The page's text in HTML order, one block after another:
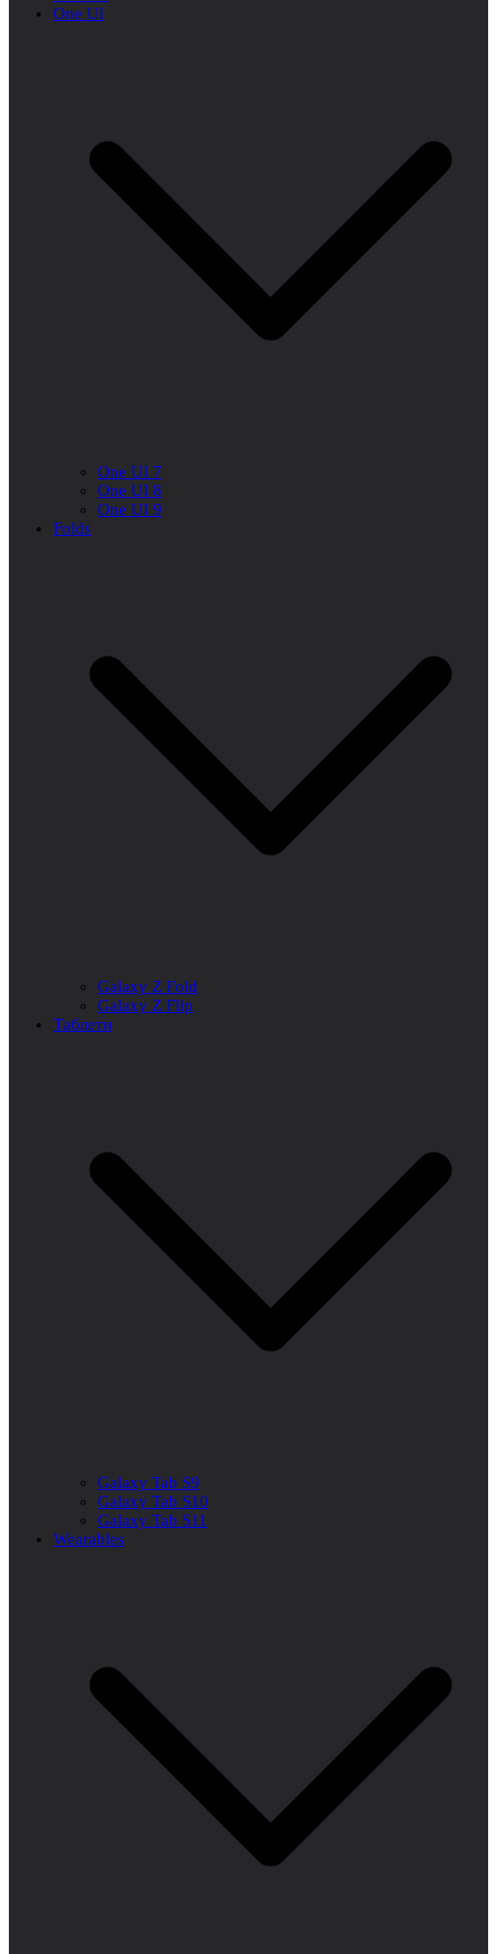
One UI
One UI 7
One UI 8
One UI 9
Folds
Galaxy Z Fold
Galaxy Z Flip
Таблети
Galaxy Tab S9
Galaxy Tab S10
Galaxy Tab S11
Wearables